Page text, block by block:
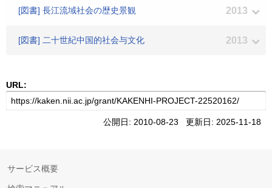
[図書] 長江流域社会の歴史景観 2013
[図書] 二十世紀中国的社会与文化 2013
URL:
公開日: 2010-08-23 更新日: 2025-11-18
サービス概要